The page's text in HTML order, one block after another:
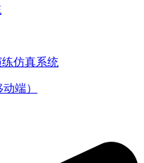
仿真系统
端）